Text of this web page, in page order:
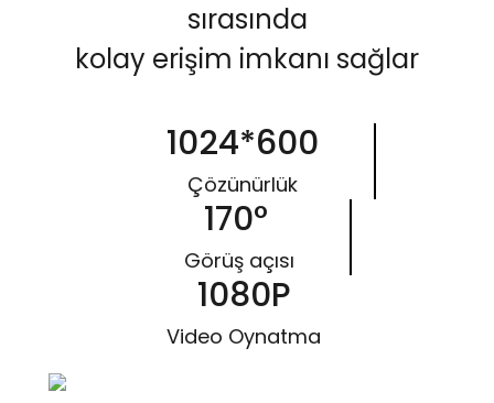
sırasında
kolay erişim imkanı sağlar
1024*600
Çözünürlük
170°
Görüş açısı
1080P
Video Oynatma